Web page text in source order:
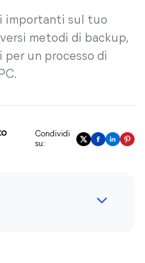
importanti sul tuo
metodi di backup,
per un processo di
Condividi
su: